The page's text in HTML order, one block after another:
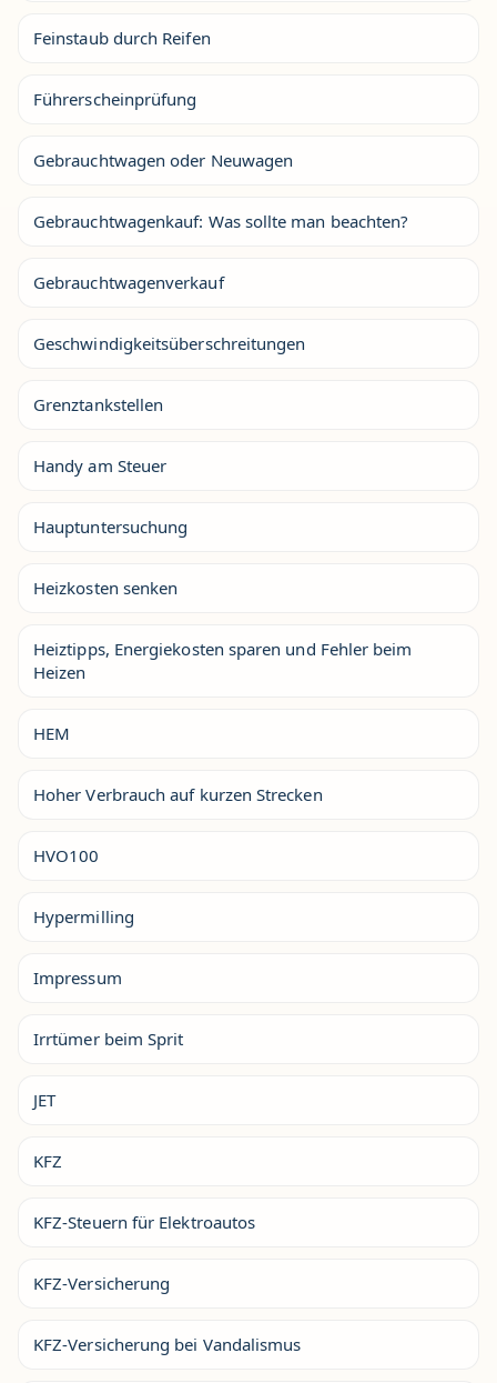
Feinstaub durch Reifen
Führerscheinprüfung
Gebrauchtwagen oder Neuwagen
Gebrauchtwagenkauf: Was sollte man beachten?
Gebrauchtwagenverkauf
Geschwindigkeitsüberschreitungen
Grenztankstellen
Handy am Steuer
Hauptuntersuchung
Heizkosten senken
Heiztipps, Energiekosten sparen und Fehler beim
Heizen
HEM
Hoher Verbrauch auf kurzen Strecken
HVO100
Hypermilling
Impressum
Irrtümer beim Sprit
JET
KFZ
KFZ-Steuern für Elektroautos
KFZ-Versicherung
KFZ-Versicherung bei Vandalismus